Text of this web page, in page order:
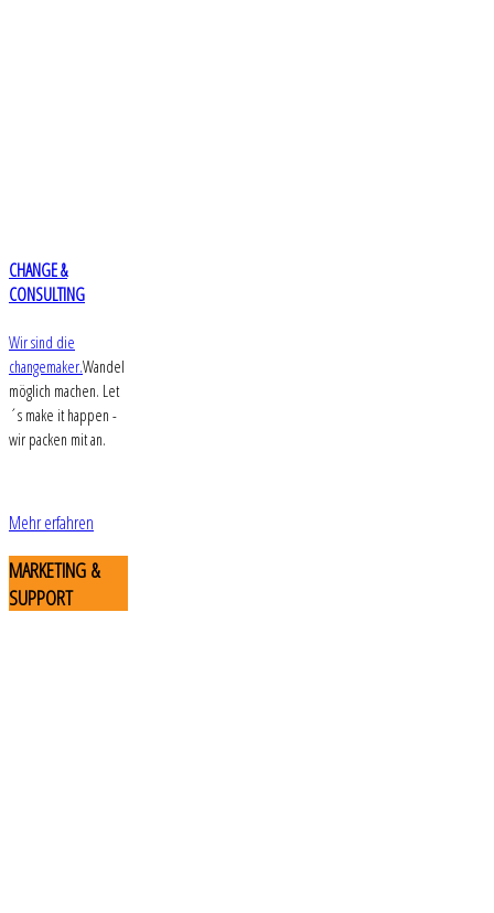
CHANGE &
CONSULTING
Wir sind die
changemaker.Wandel
möglich machen. Let
´s make it happen -
wir packen mit an.
Mehr erfahren
MARKETING &
SUPPORT